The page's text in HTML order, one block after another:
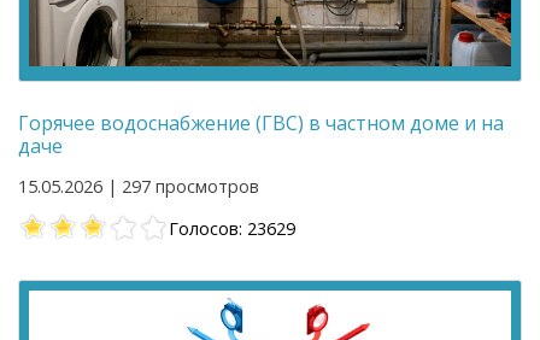
Горячее водоснабжение (ГВС) в частном доме и на
даче
15.05.2026 | 297 просмотров
Голосов: 23629